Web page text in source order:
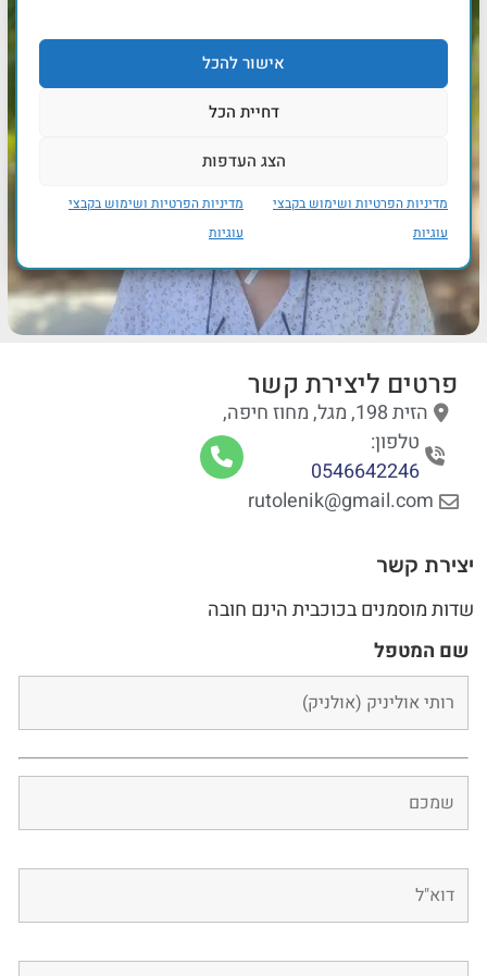
אישור להכל
דחיית הכל
הצג העדפות
מדיניות הפרטיות ושימוש בקבצי
עוגיות
מדיניות הפרטיות ושימוש בקבצי
עוגיות
פרטים ליצירת קשר
הזית 198, מגל, מחוז חיפה,
טלפון:
0546642246
rutolenik@gmail.com
יצירת קשר
שדות מוסמנים בכוכבית הינם חובה
שם המטפל